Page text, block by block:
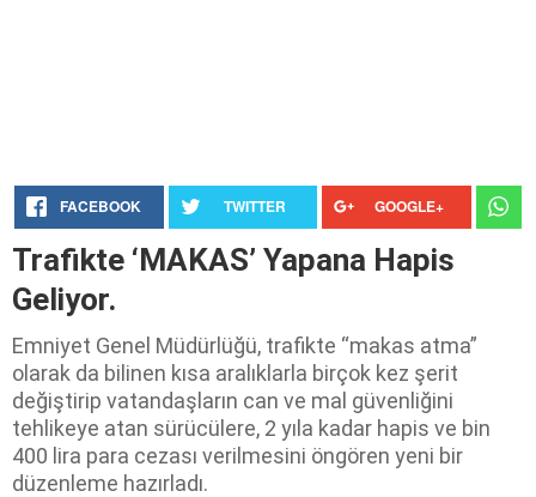
FACEBOOK TWITTER GOOGLE+
Trafikte ‘MAKAS’ Yapana Hapis
Geliyor.
Emniyet Genel Müdürlüğü, trafikte “makas atma”
olarak da bilinen kısa aralıklarla birçok kez şerit
değiştirip vatandaşların can ve mal güvenliğini
tehlikeye atan sürücülere, 2 yıla kadar hapis ve bin
400 lira para cezası verilmesini öngören yeni bir
düzenleme hazırladı.